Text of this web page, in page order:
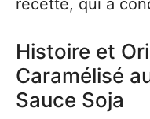
recette, qui a
Histoire et
Caramélisé
Sauce Soja